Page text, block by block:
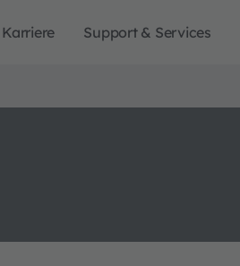
Karriere Support & Services